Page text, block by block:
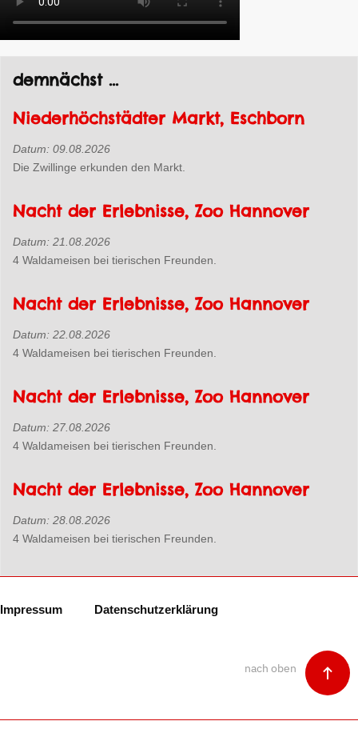
demnächst ...
Niederhöchstädter Markt, Eschborn
Datum: 09.08.2026
Die Zwillinge erkunden den Markt.
Nacht der Erlebnisse, Zoo Hannover
Datum: 21.08.2026
4 Waldameisen bei tierischen Freunden.
Nacht der Erlebnisse, Zoo Hannover
Datum: 22.08.2026
4 Waldameisen bei tierischen Freunden.
Nacht der Erlebnisse, Zoo Hannover
Datum: 27.08.2026
4 Waldameisen bei tierischen Freunden.
Nacht der Erlebnisse, Zoo Hannover
Datum: 28.08.2026
4 Waldameisen bei tierischen Freunden.
Impressum Datenschutzerklärung
nach oben